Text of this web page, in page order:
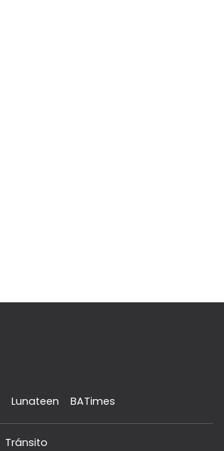
Lunateen BATimes
Tránsito